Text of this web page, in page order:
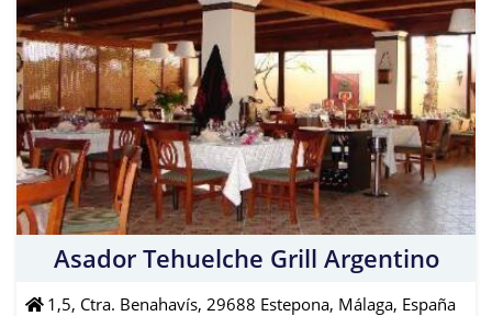
Asador Tehuelche Grill Argentino
1,5, Ctra. Benahavís, 29688 Estepona, Málaga, España